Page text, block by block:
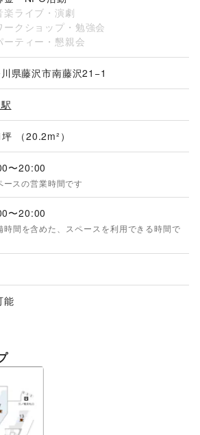
スとしても活用できます。
楽ライブ・演劇
ークショップ・勉強会
ーティー・懇親会
県藤沢市南藤沢21−1
（20.2m²）
〜20:00
ースの営業時間です
〜20:00
時間を含めた、スペースを利用できる時間で
能